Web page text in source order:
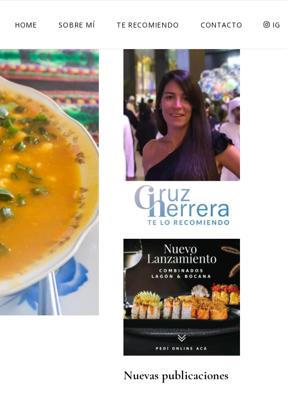
HOME SOBRE MÍ TE RECOMIENDO
RESTAURANTS
RECETAS
SOLIDARIDAD
LIFESTYLE
TECNOLOGIA
DECO
BELLEZA
DELIVERYS
DEPORTE Y SALUD
DELI BOX
VIAJES
COMIDA SANA
CONFITERIAS
CONTACTO IG
Nuevas publicaciones